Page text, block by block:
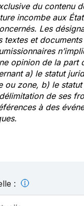
du contenu
incombe aux
Les
textes et
opinion de la part
a) le statut
ou zone, b) le
de ses
à des
: